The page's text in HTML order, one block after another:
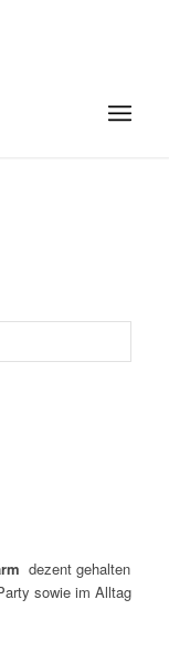
dezent gehalten
sowie im Alltag